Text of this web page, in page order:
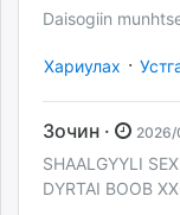
Daisogiin
Хариулах ·
Зочин · 2026/
SHAALGYYLI
DYRTAI BOOB